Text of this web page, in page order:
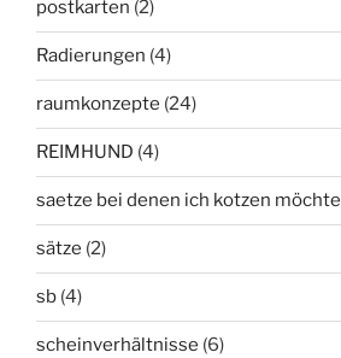
postkarten (2)
Radierungen (4)
raumkonzepte (24)
REIMHUND (4)
saetze bei denen ich kotzen möchte
sätze (2)
sb (4)
scheinverhältnisse (6)